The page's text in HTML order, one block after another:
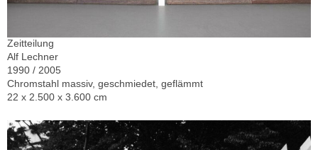
Zeitteilung
Alf Lechner
1990 / 2005
Chromstahl massiv, geschmiedet, geflämmt
22 x 2.500 x 3.600 cm